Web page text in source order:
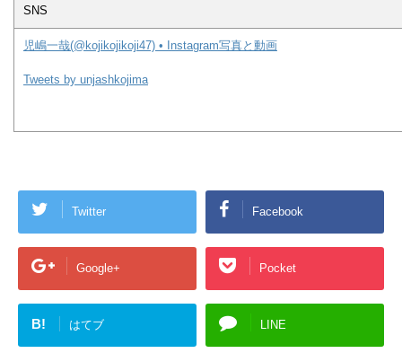
SNS
児嶋一哉(@kojikojikoji47) • Instagram写真と動画
Tweets by unjashkojima
Twitter Facebook
Google+ Pocket
B! はてブ LINE